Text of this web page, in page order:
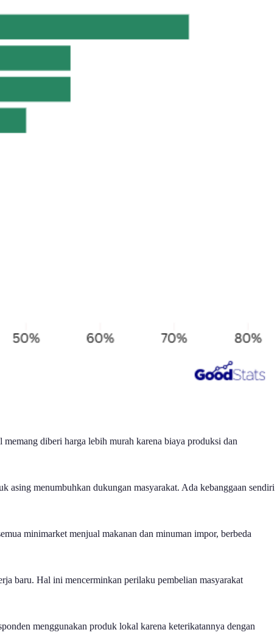
diberi harga lebih murah karena biaya produksi dan
asing menumbuhkan dukungan masyarakat. Ada kebanggaan sendiri
minimarket menjual makanan dan minuman impor, berbeda
baru. Hal ini mencerminkan perilaku pembelian masyarakat
menggunakan produk lokal karena keterikatannya dengan